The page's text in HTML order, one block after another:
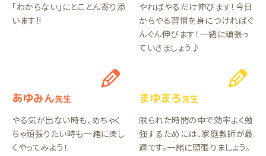
「わからない」にとことん寄り添
います!!
やればやるだけ伸びます！今日
からやる習慣を身につければぐ
んぐん伸びます！一緒に頑張っ
ていきましょう♪
あゆみん先生
やる気が出ない時も、めちゃく
ちゃ頑張りたい時も一緒に楽し
くやってみよう！
まゆまろ先生
限られた時間の中で効率よく勉
強するためには、家庭教師が最
適です。一緒に頑張りましょう。